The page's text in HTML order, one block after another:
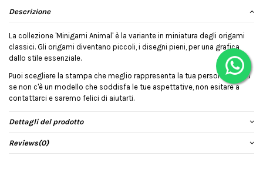
Descrizione
La collezione 'Minigami Animal' è la variante in miniatura degli origami
classici. Gli origami diventano piccoli, i disegni pieni, per una grafica
dallo stile essenziale.
Puoi scegliere la stampa che meglio rappresenta la tua personalità, ma
se non c'è un modello che soddisfa le tue aspettative, non esitare a
contattarci e saremo felici di aiutarti.
Dettagli del prodotto
Reviews(0)